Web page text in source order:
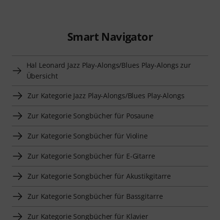
Smart Navigator
Hal Leonard Jazz Play-Alongs/Blues Play-Alongs zur
Übersicht
Zur Kategorie Jazz Play-Alongs/Blues Play-Alongs
Zur Kategorie Songbücher für Posaune
Zur Kategorie Songbücher für Violine
Zur Kategorie Songbücher für E-Gitarre
Zur Kategorie Songbücher für Akustikgitarre
Zur Kategorie Songbücher für Bassgitarre
Zur Kategorie Songbücher für Klavier